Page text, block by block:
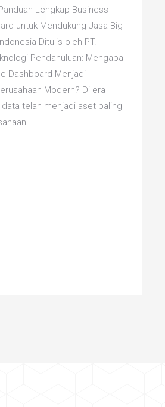
Lengkap Business
untuk Mendukung Jasa Big
Ditulis oleh PT.
Pendahuluan: Mengapa
Dashboard Menjadi
Modern? Di era
telah menjadi aset paling